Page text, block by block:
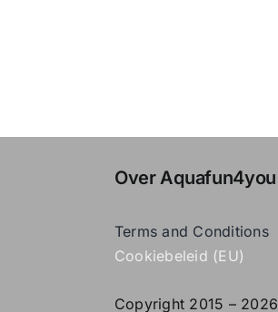
Over Aquafun4you
Terms and Conditions
Cookiebeleid (EU)
Copyright 2015 – 2026